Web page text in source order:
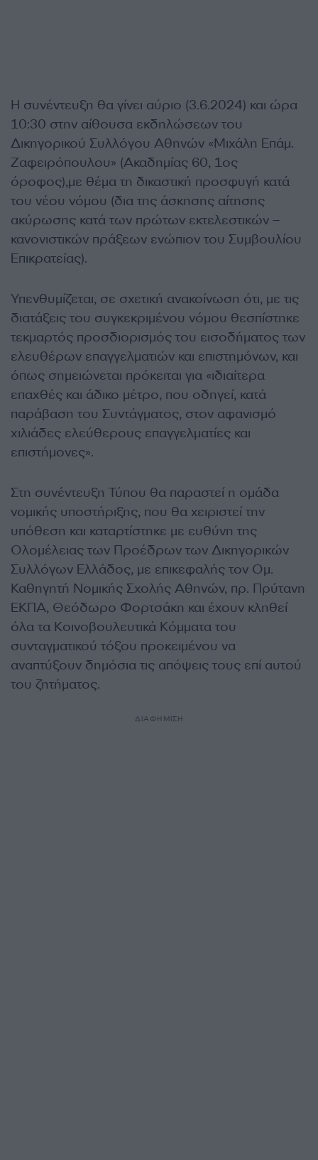
Η συνέντευξη θα γίνει αύριο (3.6.2024) και ώρα
10:30 στην αίθουσα εκδηλώσεων του
Δικηγορικού Συλλόγου Αθηνών «Μιχάλη Επάμ.
Ζαφειρόπουλου» (Ακαδημίας 60, 1ος
όροφος),με θέμα τη δικαστική προσφυγή κατά
του νέου νόμου (δια της άσκησης αίτησης
ακύρωσης κατά των πρώτων εκτελεστικών –
κανονιστικών πράξεων ενώπιον του Συμβουλίου
Επικρατείας).
Υπενθυμίζεται, σε σχετική ανακοίνωση ότι, με τις
διατάξεις του συγκεκριμένου νόμου θεσπίστηκε
τεκμαρτός προσδιορισμός του εισοδήματος των
ελευθέρων επαγγελματιών και επιστημόνων, και
όπως σημειώνεται πρόκειται για «ιδιαίτερα
επαχθές και άδικο μέτρο, που οδηγεί, κατά
παράβαση του Συντάγματος, στον αφανισμό
χιλιάδες ελεύθερους επαγγελματίες και
επιστήμονες».
Στη συνέντευξη Τύπου θα παραστεί η ομάδα
νομικής υποστήριξης, που θα χειριστεί την
υπόθεση και καταρτίστηκε με ευθύνη της
Ολομέλειας των Προέδρων των Δικηγορικών
Συλλόγων Ελλάδος, με επικεφαλής τον Ομ.
Καθηγητή Νομικής Σχολής Αθηνών, πρ. Πρύτανη
ΕΚΠΑ, Θεόδωρο Φορτσάκη και έχουν κληθεί
όλα τα Κοινοβουλευτικά Κόμματα του
συνταγματικού τόξου προκειμένου να
αναπτύξουν δημόσια τις απόψεις τους επί αυτού
του ζητήματος.
ΔΙΑΦΗΜΙΣΗ